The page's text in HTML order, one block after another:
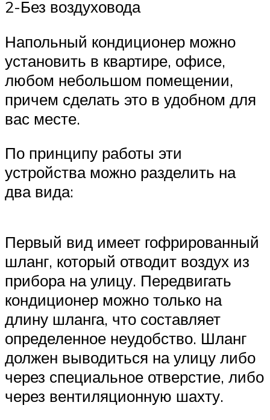
2-Без воздуховода
Напольный кондиционер можно
установить в квартире, офисе,
любом небольшом помещении,
причем сделать это в удобном для
вас месте.
По принципу работы эти
устройства можно разделить на
два вида:
Первый вид имеет гофрированный
шланг, который отводит воздух из
прибора на улицу. Передвигать
кондиционер можно только на
длину шланга, что составляет
определенное неудобство. Шланг
должен выводиться на улицу либо
через специальное отверстие, либо
через вентиляционную шахту.